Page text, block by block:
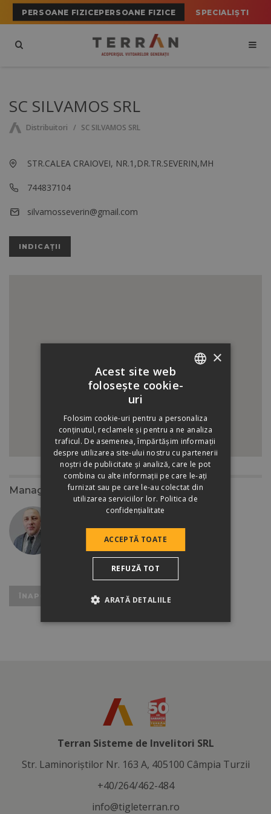
PERSOANE FIZICEPERSOANE FIZICE SPECIALIȘTI
SC SILVAMOS SRL
Distribuitori SC SILVAMOS SRL
STR.CALEA CRAIOVEI, NR.1,DR.TR.SEVERIN,MH
744837104
silvamosseverin@gmail.com
INDICAȚII
Manager zonal
Sabou Cosmin Iosif
+40/787 292 720
sabouc@tigleterran.ro
ÎNAPOI LA REZULTATE
Terran Sisteme de Invelitori SRL
Str. Laminoriştilor Nr. 163 A, 405100 Câmpia Turzii
+40/264/462-484
info@tigleterran.ro
ROMANIAN
×
Acest site web
folosește cookie-
uri
Folosim cookie-uri pentru a personaliza
conținutul, reclamele și pentru a ne analiza
traficul. De asemenea, împărtășim informații
despre utilizarea site-ului nostru cu partenerii
noștri de publicitate și analiză, care le pot
combina cu alte informații pe care le-ați
furnizat sau pe care le-au colectat din
utilizarea serviciilor lor. Politica de
confidențialitate
ACCEPTĂ TOATE
REFUZĂ TOT
ARATĂ DETALIILE